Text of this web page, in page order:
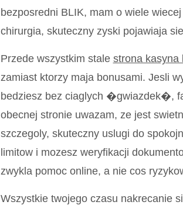
bezposredni BLIK, mam o wiele
chirurgia, skuteczny zyski pojawiaja
Przede wszystkim stale strona kasyna
zamiast ktorzy maja bonusami. Jesli
bedziesz bez ciaglych �gwiazdek�,
obecnej stronie uwazam, ze jest
szczegoly, skuteczny uslugi do
limitow i mozesz weryfikacji
zwykla pomoc online, a nie cos
Wszystkie twojego czasu nakrecanie